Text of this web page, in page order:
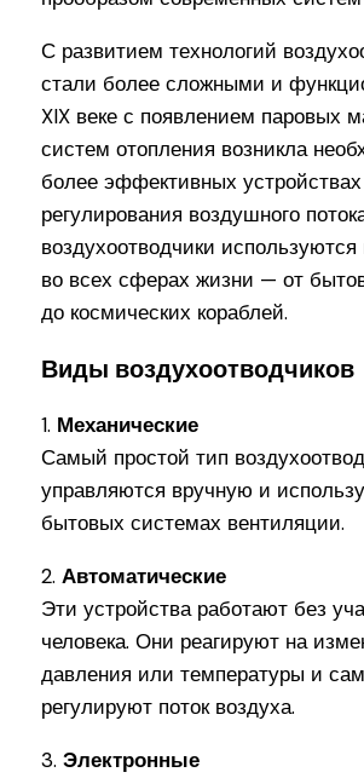
С развитием технологий
стали более сложными и
XIX веке с появлением паровых
систем отопления возникла
более эффективных
регулирования воздушного
воздухоотводчики используются
во всех сферах жизни — от
до космических кораблей.
Виды воздухоотводчиков
1. Механические
Самый простой тип
управляются вручную и
бытовых системах вентиляции.
2.Автоматические
Эти устройства работают без
человека. Они реагируют на
давления или температуры и
регулируют поток воздуха.
3.Электронные